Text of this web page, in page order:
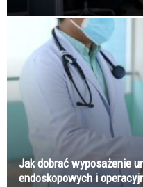
Jak dobrać wyposażenie
endoskopowych i